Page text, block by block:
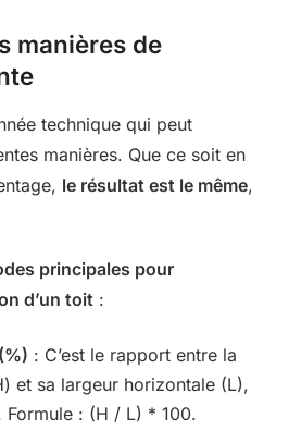
manières de
technique qui peut
manières. Que ce soit en
le résultat est le même,
principales pour
d’un toit :
: C’est le rapport entre la
et sa largeur horizontale (L),
Formule : (H / L) * 100.